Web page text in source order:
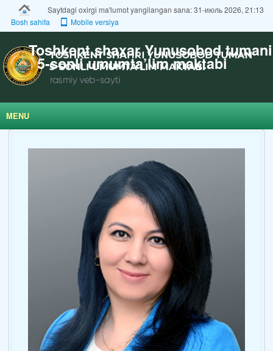
Saytdagi oxirgi ma'lumot yangilangan sana: 31-июль 2026, 21:13
Bosh sahifa
Mobile versiya
Toshkent shaxar Yunusobod tumani
5-sonli umumta’lim maktabi
MENU